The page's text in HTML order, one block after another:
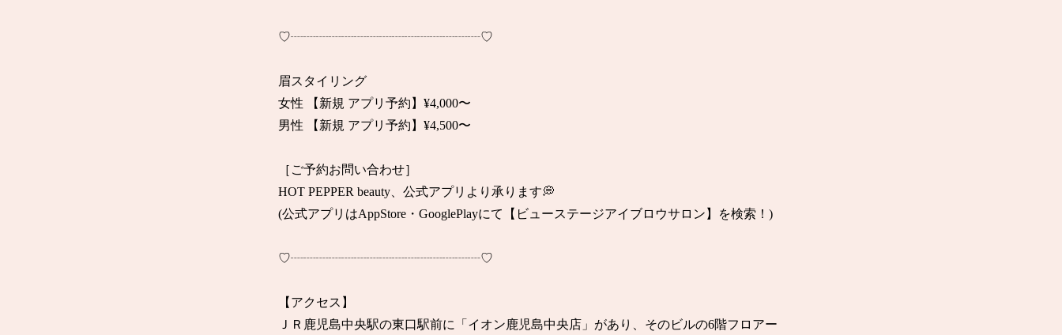
♡┈┈┈┈┈┈┈┈┈┈┈┈┈┈┈♡
眉スタイリング
女性 【新規 アプリ予約】¥4,000〜
男性 【新規 アプリ予約】¥4,500〜
［ご予約お問い合わせ］
HOT PEPPER beauty、公式アプリより承ります💭
(公式アプリはAppStore・GooglePlayにて【ビューステージアイブロウサロン】を検索！)
♡┈┈┈┈┈┈┈┈┈┈┈┈┈┈┈♡
【アクセス】
ＪＲ鹿児島中央駅の東口駅前に「イオン鹿児島中央店」があり、そのビルの6階フロアー